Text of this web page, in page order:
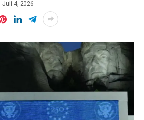
Juli 4, 2026